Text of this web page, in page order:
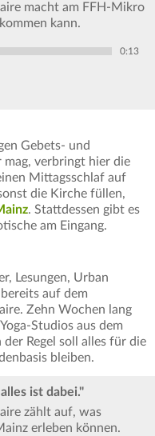
macht am FFH-Mikro
kann.
0:13
Gebets- und
verbringt hier die
Mittagsschlaf auf
die Kirche füllen,
. Stattdessen gibt es
am Eingang.
Lesungen, Urban
auf dem
Zehn Wochen lang
Studios aus dem
der Regel soll alles für die
bleiben.
ist dabei."
zählt auf, was
erleben können.